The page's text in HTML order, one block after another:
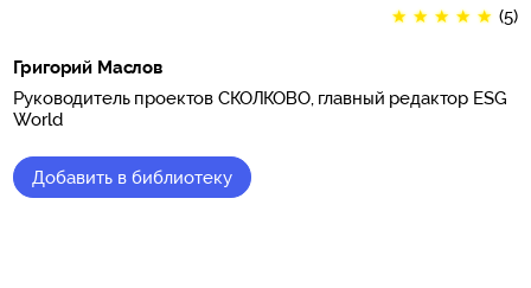
★ ★ ★ ★ ★ (5)
Григорий Маслов
Руководитель проектов СКОЛКОВО, главный редактор ESG
World
Добавить в библиотеку